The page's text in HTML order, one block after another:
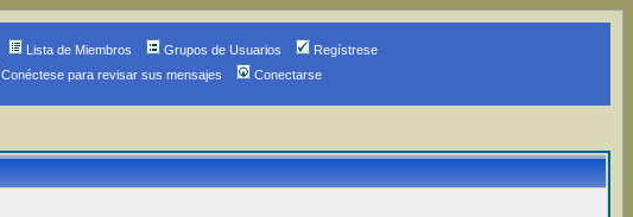
Lista de Miembros Grupos de Usuarios
Regístrese
Conéctese para revisar sus mensajes Conectarse